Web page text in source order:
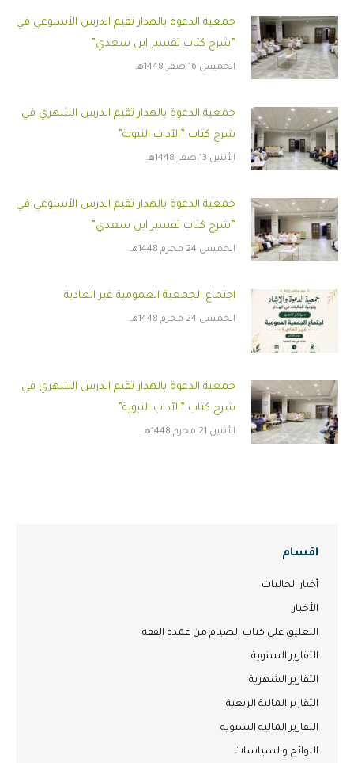
جمعية الدعوة بالهدار تقيم الدرس الأسبوعي في
”شرح كتاب تفسير ابن سعدي”
الخميس 16 صفر 1448هـ
جمعية الدعوة بالهدار تقيم الدرس الشهري في
شرح كتاب ”الآداب النبوية”
الأثنين 13 صفر 1448هـ
جمعية الدعوة بالهدار تقيم الدرس الأسبوعي في
”شرح كتاب تفسير ابن سعدي”
الخميس 24 محرم 1448هـ
اجتماع الجمعية العمومية غير العادية
الخميس 24 محرم 1448هـ
جمعية الدعوة بالهدار تقيم الدرس الشهري في
شرح كتاب ”الآداب النبوية”
الأثنين 21 محرم 1448هـ
اقسام
أخبار الجاليات
الأخبار
التعليق على كتاب الصيام من عمدة الفقه
التقارير السنوية
التقارير الشهرية
التقارير المالية الربعية
التقارير المالية السنوية
اللوائح والسياسات